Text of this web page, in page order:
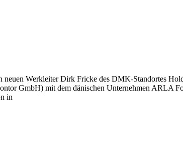
Werkleiter Dirk Fricke des DMK-Standortes
GmbH) mit dem dänischen Unternehmen ARLA
in